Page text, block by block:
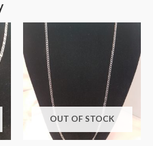
OUT OF STOCK